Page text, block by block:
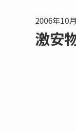
2006年10
激安